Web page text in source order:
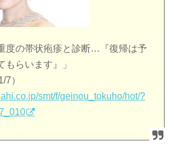
度の帯状疱疹と診断…『復帰は予
もらいます』」
7）
smt/f/geinou_tokuho/hot/?